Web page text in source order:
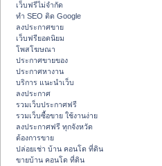
เว็บฟรีไม่จำกัด
ทำ SEO ติด Google
ลงประกาศขาย
เว็บฟรียอดนิยม
โพสโฆษณา
ประกาศขายของ
ประกาศหางาน
บริการ แนะนำเว็บ
ลงประกาศ
รวมเว็บประกาศฟรี
รวมเว็บซื้อขาย ใช้งานง่าย
ลงประกาศฟรี ทุกจังหวัด
ต้องการขาย
ปล่อยเช่า บ้าน คอนโด ที่ดิน
ขายบ้าน คอนโด ที่ดิน